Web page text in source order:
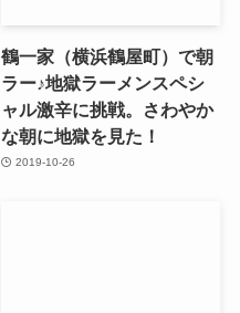
鶴一家（横浜鶴屋町）で朝
ラー♪地獄ラーメンスペシ
ャル激辛に挑戦。さわやか
な朝に地獄を見た！
2019-10-26